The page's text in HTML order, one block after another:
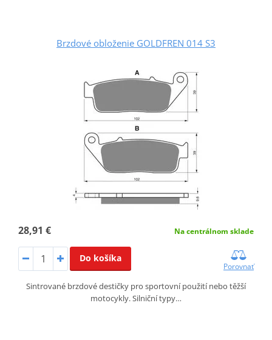
Brzdové obloženie GOLDFREN 014 S3
28,91 € Na centrálnom sklade
Do košíka
Porovnať
Sintrované brzdové destičky pro sportovní použití nebo těžší
motocykly. Silniční typy…